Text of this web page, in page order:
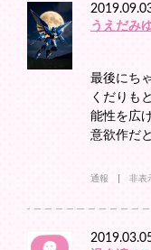
うえだみ
最後にち
くだりも
能性を広
意欲作だ
通報 非表